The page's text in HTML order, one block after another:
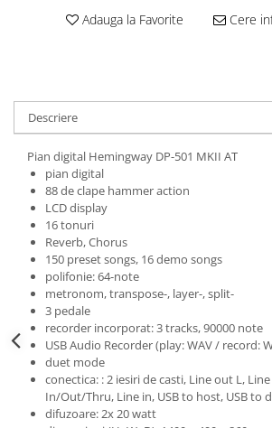
Trompete
Trompete piccolo
Tuba
Adauga la Favorite Cere
Descriere
Pian digital Hemingway DP-501 MKII AT
pian digital
88 de clape hammer action
LCD display
16 tonuri
Reverb, Chorus
150 preset songs, 16 demo songs
polifonie: 64-note
metronom, transpose-, layer-, split-
3 pedale
recorder incorporat: 3 tracks, 90000 note
USB Audio Recorder (play: WAV / record:
duet mode
conectica: : 2 iesiri de casti, Line out L,
In/Out/Thru, Line in, USB to host, USB to
difuzoare: 2x 20 watt